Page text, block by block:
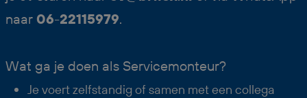
naar 06-22115979.
Wat ga je doen als Servicemonteur?
Je voert zelfstandig of samen met een collega